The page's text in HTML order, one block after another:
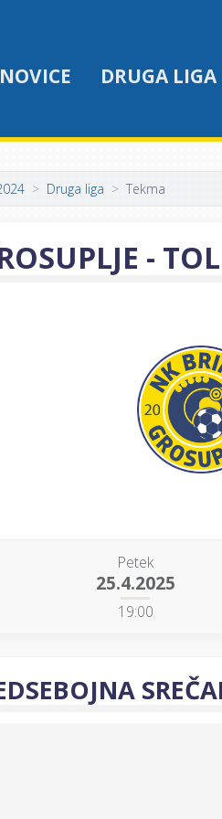
NOVICE DRUGA LIGA
Druga liga Tekma
-
Petek
25.4.2025
19:00